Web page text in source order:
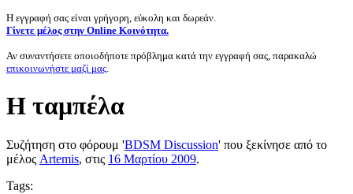
Η εγγραφή σας είναι γρήγορη, εύκολη και δωρεάν.
Γίνετε μέλος στην Online Κοινότητα.
Αν συναντήσετε οποιοδήποτε πρόβλημα κατά την εγγραφή σας, παρακαλώ
επικοινωνήστε μαζί μας.
Η ταμπέλα
Συζήτηση στο φόρουμ 'BDSM Discussion' που ξεκίνησε από το
μέλος Artemis, στις 16 Μαρτίου 2009.
Tags: